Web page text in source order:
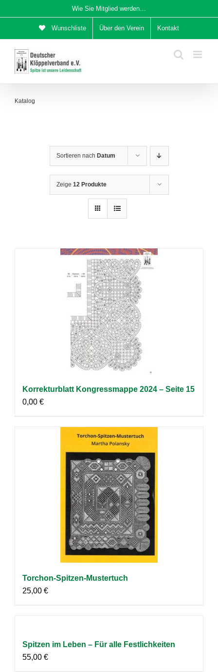
Inhalt
Wie Sie Mitglied werden…
Wunschliste Über den Verein Kontakt
Katalog
Sortieren nach Datum
Zeige 12 Produkte
Korrekturblatt Kongressmappe 2024 – Seite 15
0,00 €
Torchon-Spitzen-Mustertuch
25,00 €
Spitzen im Leben – Für alle Festlichkeiten
55,00 €